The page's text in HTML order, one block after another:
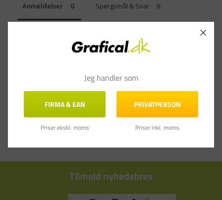
Anmeldelser Spørgsmål & Svar
Tilmeld nyhedsbrev
Jeg handler som
FIRMA & EAN
Priser ekskl. moms
PRIVATPERSON
Priser inkl. moms